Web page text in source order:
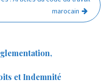
marocain
et Indemnité